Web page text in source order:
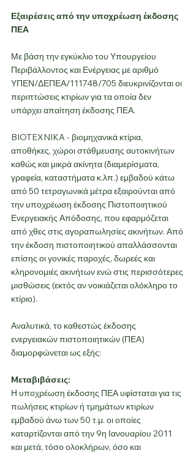
Εξαιρέσεις από την υποχρέωση έκδοσης
ΠΕΑ
Με βάση την εγκύκλιο του Υπουργείου
Περιβάλλοντος και Ενέργειας με αριθμό
ΥΠΕΝ/ΔΕΠΕΑ/111748/705 διευκρινίζονται οι
περιπτώσεις κτιρίων για τα οποία δεν
υπάρχει απαίτηση έκδοσης ΠΕΑ.
BIOTEXNIKA - βιομηχανικά κτίρια,
αποθήκες, χώροι στάθμευσης αυτοκινήτων
καθώς και μικρά ακίνητα (διαμερίσματα,
γραφεία, καταστήματα κ.λπ.) εμβαδού κάτω
από 50 τετραγωνικά μέτρα εξαιρούνται από
την υποχρέωση έκδοσης Πιστοποιητικού
Ενεργειακής Απόδοσης, που εφαρμόζεται
από χθες στις αγοραπωλησίες ακινήτων. Από
την έκδοση πιστοποιητικού απαλλάσσονται
επίσης οι γονικές παροχές, δωρεές και
κληρονομιές ακινήτων ενώ στις περισσότερες
μισθώσεις (εκτός αν νοικιάζεται ολόκληρο το
κτίριο).
Αναλυτικά, το καθεστώς έκδοσης
ενεργειακών πιστοποιητικών (ΠΕΑ)
διαμορφώνεται ως εξής:
Mεταβιβάσεις:
Η υποχρέωση έκδοσης ΠΕΑ υφίσταται για τις
πωλήσεις κτιρίων ή τμημάτων κτιρίων
εμβαδού άνω των 50 τ.μ. οι οποίες
καταρτίζονται από την 9η Ιανουαρίου 2011
και μετά, τόσο ολοκλήρων, όσο και